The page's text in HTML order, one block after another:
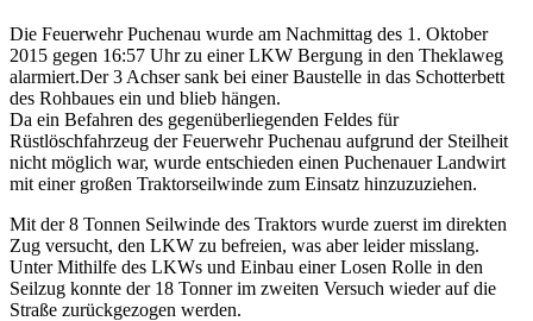
Die Feuerwehr Puchenau wurde am Nachmittag des 1. Oktober
2015 gegen 16:57 Uhr zu einer LKW Bergung in den Theklaweg
alarmiert.Der 3 Achser sank bei einer Baustelle in das Schotterbett
des Rohbaues ein und blieb hängen.
Da ein Befahren des gegenüberliegenden Feldes für
Rüstlöschfahrzeug der Feuerwehr Puchenau aufgrund der Steilheit
nicht möglich war, wurde entschieden einen Puchenauer Landwirt
mit einer großen Traktorseilwinde zum Einsatz hinzuzuziehen.
Mit der 8 Tonnen Seilwinde des Traktors wurde zuerst im direkten
Zug versucht, den LKW zu befreien, was aber leider misslang.
Unter Mithilfe des LKWs und Einbau einer Losen Rolle in den
Seilzug konnte der 18 Tonner im zweiten Versuch wieder auf die
Straße zurückgezogen werden.